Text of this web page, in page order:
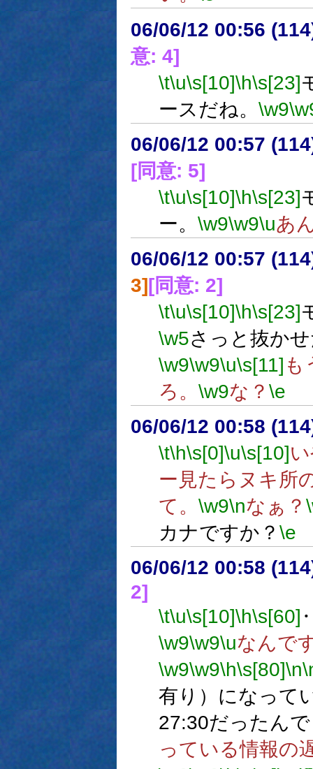
06/06/12 00:56
意: 4]
\t\u\s[10]\h\s[23]
ースだね。 \w9
06/06/12 00:57
[同意: 5]
\t\u\s[10]\h\s[23]
ー。 \w9\w9\uあ
06/06/12 00:57
3][同意: 2]
\t\u\s[10]\h\s[23]
\w5さっと抜か
\w9\w9\u\s[11] も
ろ。 \w9な？ \e
06/06/12 00:58
\t\h\s[0]\u\s[10]
ー見たらヌキ所
て。 \w9\nなぁ？
カナですか？ \e
06/06/12 00:58
2]
\t\u\s[10]\h\s[60]
\w9\w9\uなんで
\w9\w9\h\s[80]\n
有り）になって
27:30だったん
っている情報の